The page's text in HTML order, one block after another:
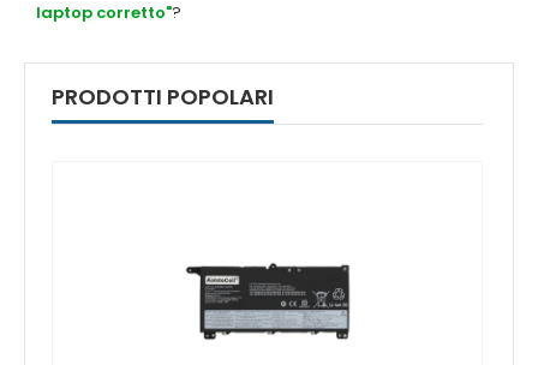
laptop corretto"?
PRODOTTI POPOLARI